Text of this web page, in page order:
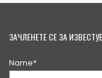
ЗАЧЛЕНЕТЕ СЕ ЗА
Name*